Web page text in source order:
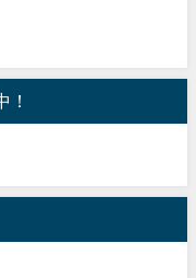
！